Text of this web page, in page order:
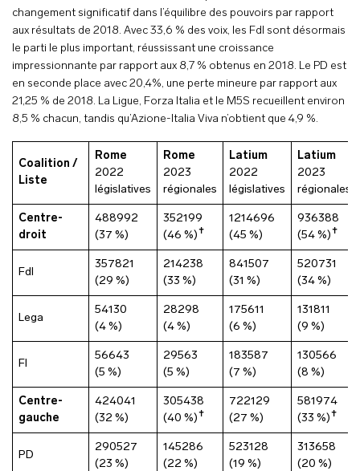
changement significatif dans l’équilibre des pouvoirs par rapport
aux résultats de 2018. Avec 33,6 % des voix, les FdI sont désormais
le parti le plus important, réussissant une croissance
impressionnante par rapport aux 8,7 % obtenus en 2018. Le PD est
en seconde place avec 20,4%, une perte mineure par rapport aux
21,25 % de 2018. La Ligue, Forza Italia et le M5S recueillent environ
8,5 % chacun, tandis qu’Azione-Italia Viva n’obtient que 4,9 %.
Coalition /
Liste
Rome
2022
législatives
Rome
2023
régionales
Latium
2022
législatives
Latium
2023
régionales
Centre-
droit
488992
(37 %)
352199
(46 %)✝
1214696
(45 %)
936388
(54 %)✝
FdI
357821
(29 %)
214238
(33 %)
841507
(31 %)
520731
(34 %)
Lega
54130
(4 %)
28298
(4 %)
175611
(6 %)
131811
(9 %)
FI
56643
(5 %)
29563
(5 %)
183587
(7 %)
130566
(8 %)
Centre-
gauche
424041
(32 %)
305438
(40 %)✝
722129
(27 %)
581974
(33 %)✝
PD
290527
(23 %)
145286
(22 %)
523128
(19 %)
313658
(20 %)